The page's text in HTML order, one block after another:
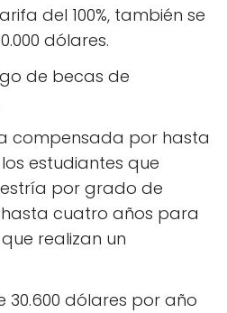
del 100%, también se
dólares.
de becas de
compensada por hasta
estudiantes que
por grado de
cuatro años para
realizan un
30.600 dólares por año